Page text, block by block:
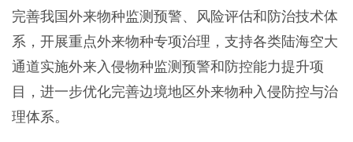
完善我国外来物种监测预警、风险评估和防治技术体
系，开展重点外来物种专项治理，支持各类陆海空大
通道实施外来入侵物种监测预警和防控能力提升项
目，进一步优化完善边境地区外来物种入侵防控与治
理体系。